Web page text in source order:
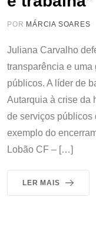
POR MÁRCIA SOARES
Juliana Carvalho
transparência e uma
públicos. A líder de
Autarquia à crise da
de serviços públicos
exemplo do
Lobão CF – […]
LER MAIS